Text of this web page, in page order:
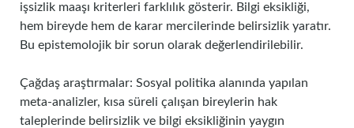
işsizlik maaşı kriterleri farklılık gösterir. Bilgi eksikliği,
hem bireyde hem de karar mercilerinde belirsizlik yaratır.
Bu epistemolojik bir sorun olarak değerlendirilebilir.
Çağdaş araştırmalar: Sosyal politika alanında yapılan
meta-analizler, kısa süreli çalışan bireylerin hak
taleplerinde belirsizlik ve bilgi eksikliğinin yaygın